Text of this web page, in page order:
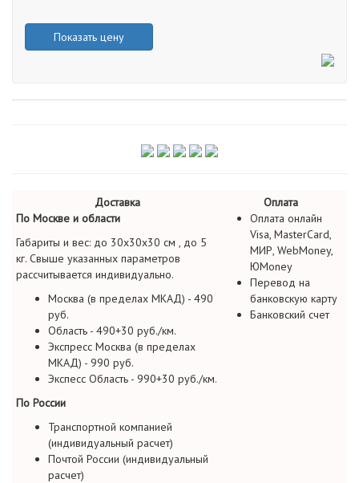
Показать цену
Доставка
Оплата
По Москве и области
Габариты и вес: до 30х30х30 см , до 5
кг. Свыше указанных параметров
рассчитывается индивидуально.
Москва (в пределах МКАД) - 490
руб.
Область - 490+30 руб./км.
Экспресс Москва (в пределах
МКАД) - 990 руб.
Экспесс Область - 990+30 руб./км.
По России
Транспортной компанией
(индивидуальный расчет)
Почтой России (индивидуальный
расчет)
Оплата онлайн
Visa, MasterCard,
МИР, WebMoney,
ЮMoney
Перевод на
банковскую карту
Банковский счет